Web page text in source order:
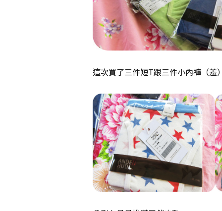
這次買了三件短T跟三件小內褲（羞